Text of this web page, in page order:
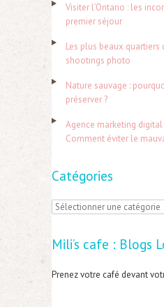
h
r
:
Visiter l’Ontario : les
premier séjour
Les plus beaux quartiers
shootings photo
Nature sauvage :
préserver ?
Agence marketing digital
Comment éviter le
Catégories
C
t
é
Mili’s cafe : Blogs
Prenez votre café devant